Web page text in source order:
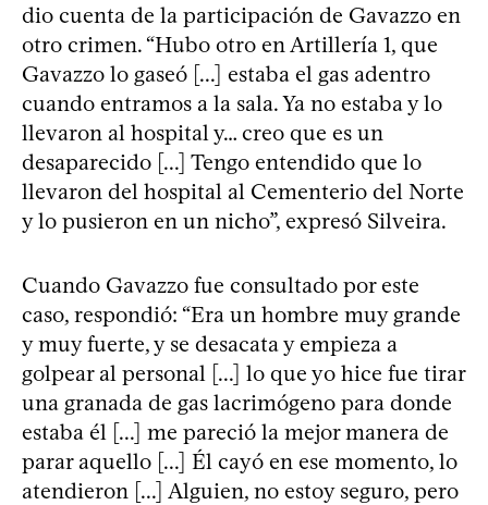
dio cuenta de la participación de Gavazzo en
otro crimen. “Hubo otro en Artillería 1, que
Gavazzo lo gaseó [...] estaba el gas adentro
cuando entramos a la sala. Ya no estaba y lo
llevaron al hospital y… creo que es un
desaparecido [...] Tengo entendido que lo
llevaron del hospital al Cementerio del Norte
y lo pusieron en un nicho”, expresó Silveira.
Cuando Gavazzo fue consultado por este
caso, respondió: “Era un hombre muy grande
y muy fuerte, y se desacata y empieza a
golpear al personal [...] lo que yo hice fue tirar
una granada de gas lacrimógeno para donde
estaba él [...] me pareció la mejor manera de
parar aquello [...] Él cayó en ese momento, lo
atendieron [...] Alguien, no estoy seguro, pero